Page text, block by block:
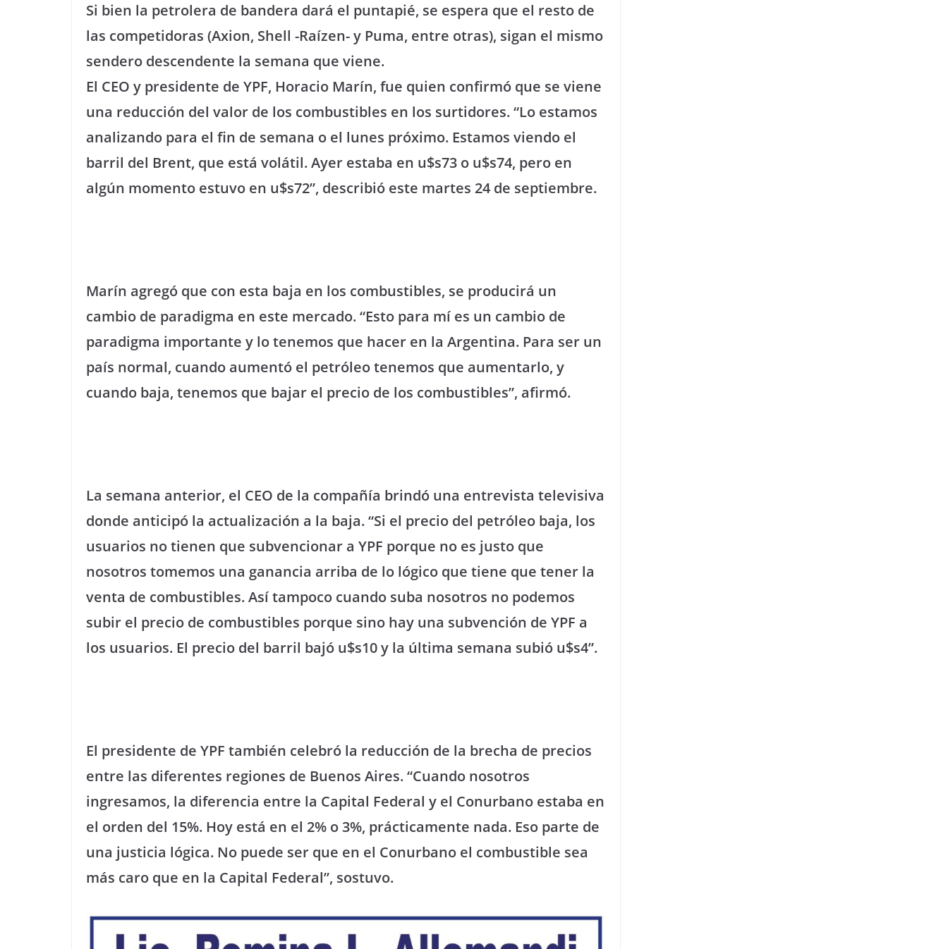
Si bien la petrolera de bandera dará el puntapié, se espera que el resto de
las competidoras (Axion, Shell -Raízen- y Puma, entre otras), sigan el mismo
sendero descendente la semana que viene.
El CEO y presidente de YPF, Horacio Marín, fue quien confirmó que se viene
una reducción del valor de los combustibles en los surtidores. “Lo estamos
analizando para el fin de semana o el lunes próximo. Estamos viendo el
barril del Brent, que está volátil. Ayer estaba en u$s73 o u$s74, pero en
algún momento estuvo en u$s72”, describió este martes 24 de septiembre.
Marín agregó que con esta baja en los combustibles, se producirá un
cambio de paradigma en este mercado. “Esto para mí es un cambio de
paradigma importante y lo tenemos que hacer en la Argentina. Para ser un
país normal, cuando aumentó el petróleo tenemos que aumentarlo, y
cuando baja, tenemos que bajar el precio de los combustibles”, afirmó.
La semana anterior, el CEO de la compañía brindó una entrevista televisiva
donde anticipó la actualización a la baja. “Si el precio del petróleo baja, los
usuarios no tienen que subvencionar a YPF porque no es justo que
nosotros tomemos una ganancia arriba de lo lógico que tiene que tener la
venta de combustibles. Así tampoco cuando suba nosotros no podemos
subir el precio de combustibles porque sino hay una subvención de YPF a
los usuarios. El precio del barril bajó u$s10 y la última semana subió u$s4”.
El presidente de YPF también celebró la reducción de la brecha de precios
entre las diferentes regiones de Buenos Aires. “Cuando nosotros
ingresamos, la diferencia entre la Capital Federal y el Conurbano estaba en
el orden del 15%. Hoy está en el 2% o 3%, prácticamente nada. Eso parte de
una justicia lógica. No puede ser que en el Conurbano el combustible sea
más caro que en la Capital Federal”, sostuvo.